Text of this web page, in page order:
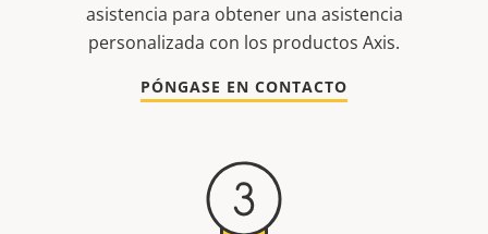
asistencia para obtener una asistencia
personalizada con los productos Axis.
PÓNGASE EN CONTACTO